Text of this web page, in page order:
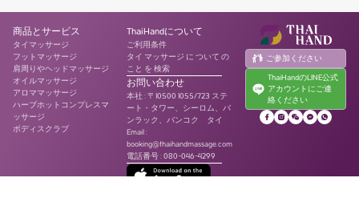
商品とサービス
タイマッサージ
フットマッサージ
肩周りやヘッドマッサージ
オイルマッサージ
アロママッサージ
ハーブホットコンプレスマ
ッサージ
ボディスクラブ
ThaiHandについて
ご利用条件
タイ マッサージ に ついて の
こと を 検索
お問い合わせ
本社:〒10500 1055/723 ステ
ート・タワー、シーロム、バ
ンラック、バンコク タイ
Email :
booking@thaihandmassage.com
電話番号:080-046-4299
ご参加ください
ThaiHandのLINE公式
アカウントにご連
絡ください